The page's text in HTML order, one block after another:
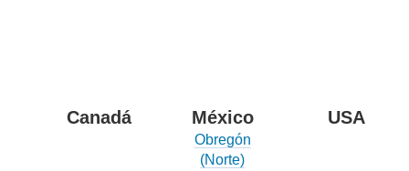
Canadá México
Obregón
(Norte)
USA